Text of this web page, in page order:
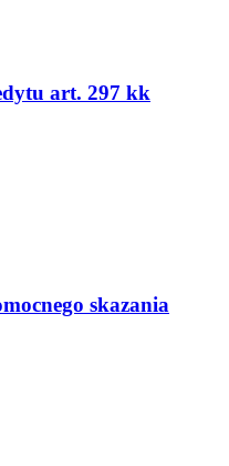
art. 297 kk
skazania